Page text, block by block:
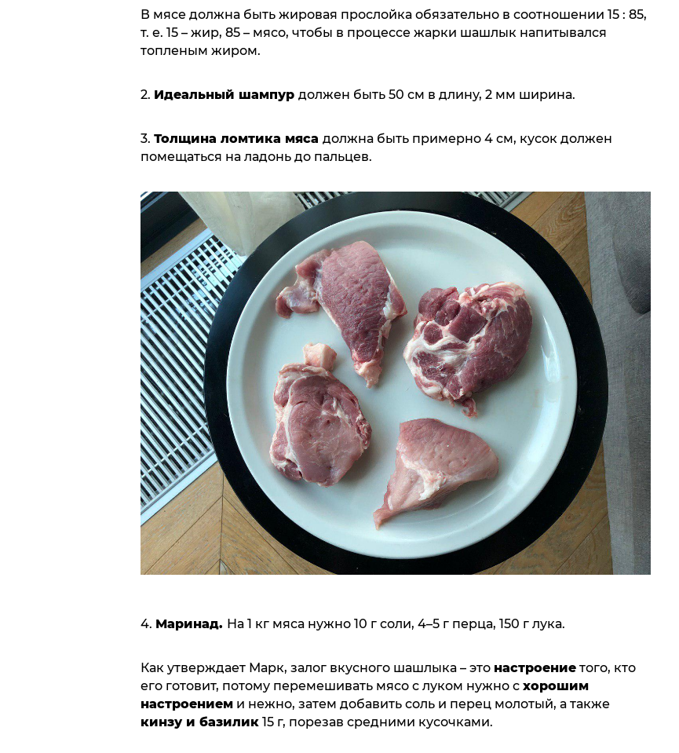
В мясе должна быть жировая прослойка обязательно в соотношении 15 : 85,
т. е. 15 – жир, 85 – мясо, чтобы в процессе жарки шашлык напитывался
топленым жиром.
2. Идеальный шампур должен быть 50 см в длину, 2 мм ширина.
3. Толщина ломтика мяса должна быть примерно 4 см, кусок должен
помещаться на ладонь до пальцев.
4. Маринад. На 1 кг мяса нужно 10 г соли, 4–5 г перца, 150 г лука.
Как утверждает Марк, залог вкусного шашлыка – это настроениетого, кто
его готовит, потому перемешивать мясо с луком нужно с хорошим
настроениеми нежно, затем добавить соль и перец молотый, а также
кинзу и базилик15 г, порезав средними кусочками.